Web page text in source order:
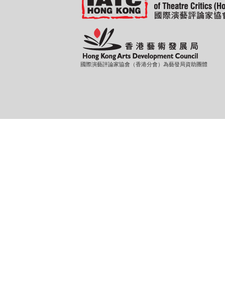
國際演藝評論家協會（香港分會）為藝發局資助團體